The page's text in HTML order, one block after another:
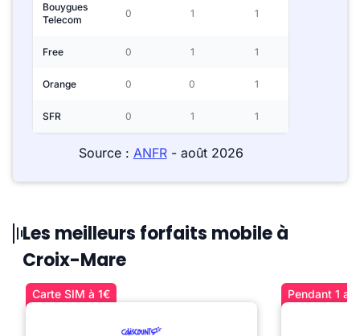
Bouygues
Telecom
0 1 1
Free 0 1 1
Orange 0 0 1
SFR 0 1 1
Source : ANFR- août 2026
Les meilleurs forfaits mobile à
Croix-Mare
Carte SIM à 1€ Pendant 1